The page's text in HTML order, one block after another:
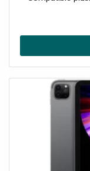
connexion et